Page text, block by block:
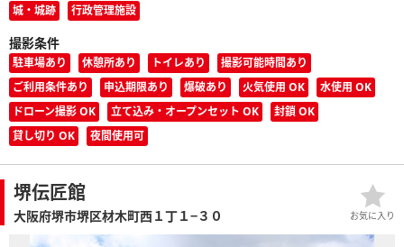
城・城跡 行政管理施設
撮影条件
駐車場あり 休憩所あり トイレあり
撮影可能時間あり
ご利用条件あり
申込期限あり 爆破あり 火気使用 OK
水使用 OK
ドローン撮影 OK
立て込み・オープンセット OK
封鎖 OK
貸し切り OK
夜間使用可
堺伝匠館
大阪府堺市堺区材木町西１丁１−３０ お気に入り